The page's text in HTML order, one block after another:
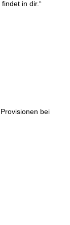
in dir.“
bei